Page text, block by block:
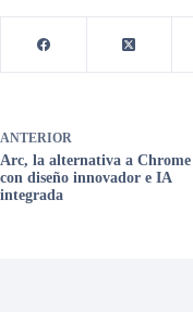
ANTERIOR
Arc, la alternativa a Chrome
con diseño innovador e IA
integrada